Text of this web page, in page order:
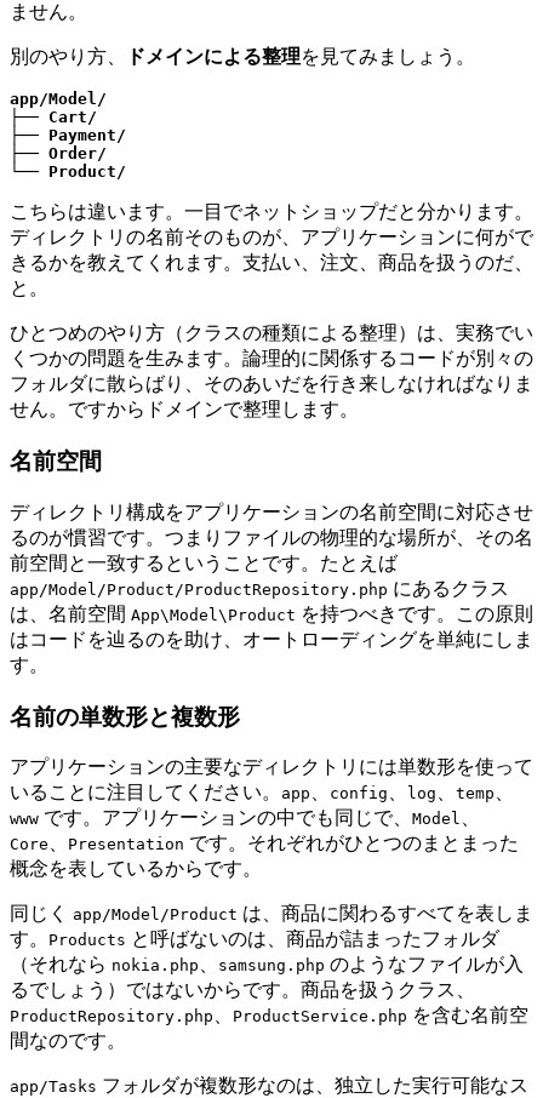
ません。
別のやり方、 ドメインによる整理を見てみましょう。
app/Model/
├── Cart/
├── Payment/
├── Order/
└── Product/
こちらは違います。一目でネットショップだと分かります。
ディレクトリの名前そのものが、アプリケーションに何がで
きるかを教えてくれます。支払い、注文、商品を扱うのだ、
と。
ひとつめのやり方（クラスの種類による整理）は、実務でい
くつかの問題を生みます。論理的に関係するコードが別々の
フォルダに散らばり、そのあいだを行き来しなければなりま
せん。ですからドメインで整理します。
名前空間
ディレクトリ構成をアプリケーションの名前空間に対応させ
るのが慣習です。つまりファイルの物理的な場所が、その名
前空間と一致するということです。たとえば
app/Model/Product/ProductRepository.php にあるクラス
は、名前空間 App\Model\Product を持つべきです。この原則
はコードを辿るのを助け、オートローディングを単純にしま
す。
名前の単数形と複数形
アプリケーションの主要なディレクトリには単数形を使って
いることに注目してください。
app config log temp
www です。アプリケーションの中でも同じで、 Model
Core Presentation です。それぞれがひとつのまとまった
概念を表しているからです。
同じく app/Model/Product は、商品に関わるすべてを表しま
す。
Products と呼ばないのは、商品が詰まったフォルダ
（それなら nokia.php samsung.php のようなファイルが入
るでしょう）ではないからです。商品を扱うクラス、
ProductRepository.php ProductService.php を含む名前空
間なのです。
app/Tasks フォルダが複数形なのは、独立した実行可能なス